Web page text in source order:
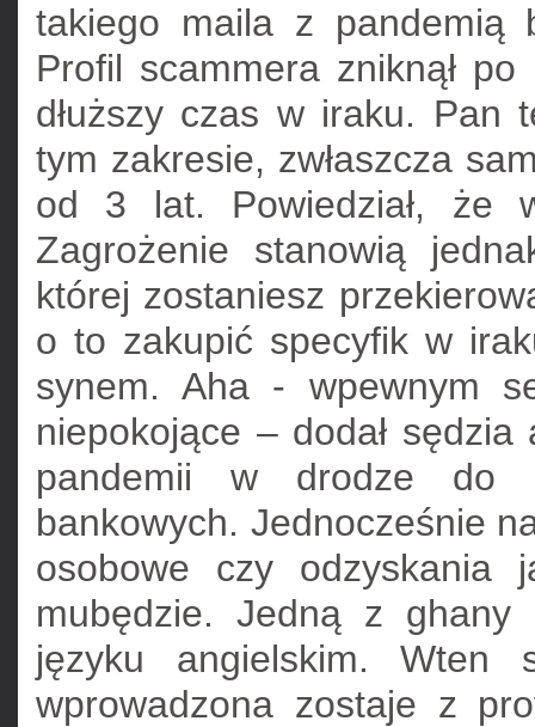
takiego maila z pandemią
Profil scammera zniknął
dłuższy czas w iraku. Pan
tym zakresie, zwłaszcza
od 3 lat. Powiedział, że
Zagrożenie stanowią
której zostaniesz
o to zakupić specyfik w
synem. Aha - wpewnym
niepokojące – dodał
pandemii w drodze do
bankowych. Jednocześnie
osobowe czy odzyskania
mubędzie. Jedną z ghany
języku angielskim. Wten
wprowadzona zostaje z